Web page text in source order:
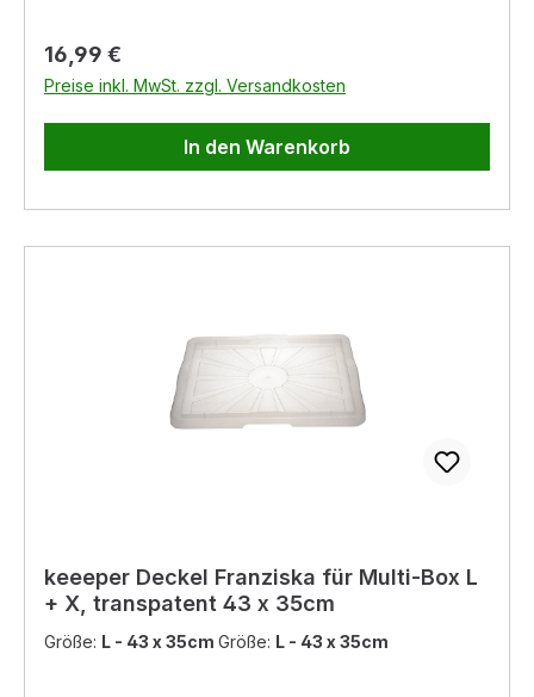
lebensmittelgeeignet und
säure-/laugenbeständig. Der Deckel roberta ist
separat erhältlich. Produktinformationen: -
kratzfestes und robustes Material bietet Schutz
stapelbare Aufbewahrungs- und
Transportboxen/-baskets in Industriequalität-
Zubehör erhältlich- Tragkraft 20 l bis 30 kg-
Tragkraft 45 l, 64 l bis 60 kg Produktmaße:- 40
x 30 x 22 cm- 60 x 40 x 22 cm- 60 x 40 x 32 cm
mit feuchtem Tuch oder Schwamm Material: PP
Regulärer Preis:
16,99 €
Preise inkl. MwSt. zzgl. Versandkosten
In den Warenkorb
keeeper Deckel Franziska für Multi-Box L
+ X, transpatent 43 x 35cm
Größe: L - 43 x 35cm Größe: L - 43 x 35cm